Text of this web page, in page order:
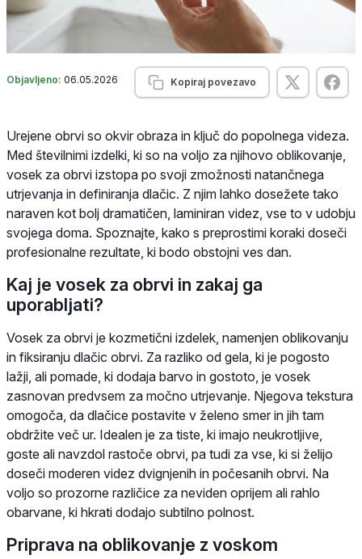
Objavljeno: 06.05.2026 Kopiraj povezavo
Urejene obrvi so okvir obraza in ključ do popolnega videza.
Med številnimi izdelki, ki so na voljo za njihovo oblikovanje,
vosek za obrvi izstopa po svoji zmožnosti natančnega
utrjevanja in definiranja dlačic. Z njim lahko dosežete tako
naraven kot bolj dramatičen, laminiran videz, vse to v udobju
svojega doma. Spoznajte, kako s preprostimi koraki doseči
profesionalne rezultate, ki bodo obstojni ves dan.
Kaj je vosek za obrvi in zakaj ga
uporabljati?
Vosek za obrvi je kozmetični izdelek, namenjen oblikovanju
in fiksiranju dlačic obrvi. Za razliko od gela, ki je pogosto
lažji, ali pomade, ki dodaja barvo in gostoto, je vosek
zasnovan predvsem za močno utrjevanje. Njegova tekstura
omogoča, da dlačice postavite v želeno smer in jih tam
obdržite več ur. Idealen je za tiste, ki imajo neukrotljive,
goste ali navzdol rastoče obrvi, pa tudi za vse, ki si želijo
doseči moderen videz dvignjenih in počesanih obrvi. Na
voljo so prozorne različice za neviden oprijem ali rahlo
obarvane, ki hkrati dodajo subtilno polnost.
Priprava na oblikovanje z voskom